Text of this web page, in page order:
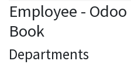
Employee -
Book
Departments